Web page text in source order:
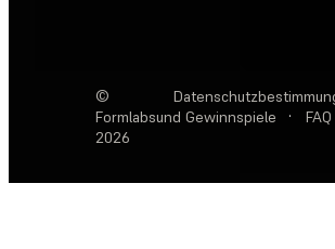
©
Formlabs
2026
und Gewinnspiele
· FAQ